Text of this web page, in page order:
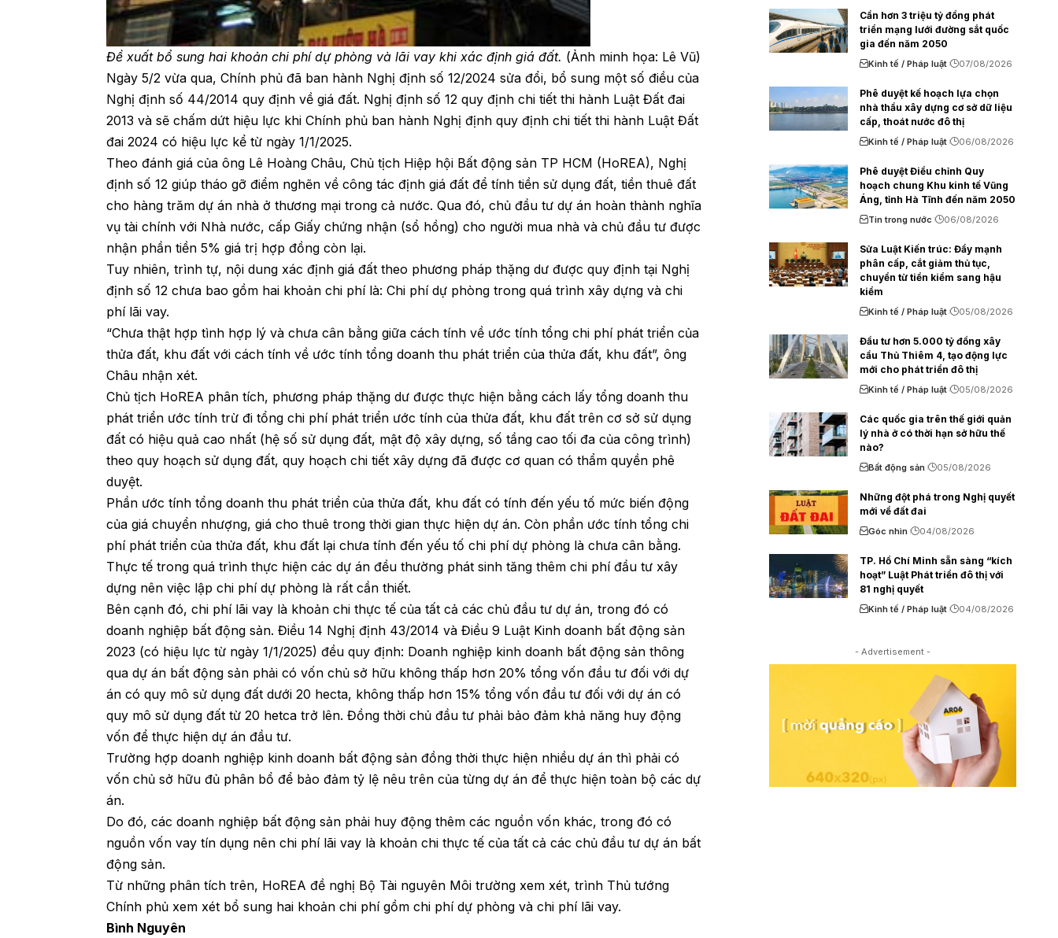
Đề xuất bổ sung hai khoản chi phí dự phòng và lãi vay khi xác định giá đất. (Ảnh minh họa: Lê Vũ)
Ngày 5/2 vừa qua, Chính phủ đã ban hành Nghị định số 12/2024 sửa đổi, bổ sung một số điều của
Nghị định số 44/2014 quy định về giá đất. Nghị định số 12 quy định chi tiết thi hành Luật Đất đai
2013 và sẽ chấm dứt hiệu lực khi Chính phủ ban hành Nghị định quy định chi tiết thi hành Luật Đất
đai 2024 có hiệu lực kể từ ngày 1/1/2025.
Theo đánh giá của ông Lê Hoàng Châu, Chủ tịch Hiệp hội Bất động sản TP HCM (HoREA), Nghị
định số 12 giúp tháo gỡ điểm nghẽn về công tác định giá đất để tính tiền sử dụng đất, tiền thuê đất
cho hàng trăm dự án nhà ở thương mại trong cả nước. Qua đó, chủ đầu tư dự án hoàn thành nghĩa
vụ tài chính với Nhà nước, cấp Giấy chứng nhận (sổ hồng) cho người mua nhà và chủ đầu tư được
nhận phần tiền 5% giá trị hợp đồng còn lại.
Tuy nhiên, trình tự, nội dung xác định giá đất theo phương pháp thặng dư được quy định tại Nghị
định số 12 chưa bao gồm hai khoản chi phí là: Chi phí dự phòng trong quá trình xây dựng và chi
phí lãi vay.
“Chưa thật hợp tình hợp lý và chưa cân bằng giữa cách tính về ước tính tổng chi phí phát triển của
thửa đất, khu đất với cách tính về ước tính tổng doanh thu phát triển của thửa đất, khu đất”, ông
Châu nhận xét.
Chủ tịch HoREA phân tích, phương pháp thặng dư được thực hiện bằng cách lấy tổng doanh thu
phát triển ước tính trừ đi tổng chi phí phát triển ước tính của thửa đất, khu đất trên cơ sở sử dụng
đất có hiệu quả cao nhất (hệ số sử dụng đất, mật độ xây dựng, số tầng cao tối đa của công trình)
theo quy hoạch sử dụng đất, quy hoạch chi tiết xây dựng đã được cơ quan có thẩm quyền phê
duyệt.
Phần ước tính tổng doanh thu phát triển của thửa đất, khu đất có tính đến yếu tố mức biến động
của giá chuyển nhượng, giá cho thuê trong thời gian thực hiện dự án. Còn phần ước tính tổng chi
phí phát triển của thửa đất, khu đất lại chưa tính đến yếu tố chi phí dự phòng là chưa cân bằng.
Thực tế trong quá trình thực hiện các dự án đều thường phát sinh tăng thêm chi phí đầu tư xây
dựng nên việc lập chi phí dự phòng là rất cần thiết.
Bên cạnh đó, chi phí lãi vay là khoản chi thực tế của tất cả các chủ đầu tư dự án, trong đó có
doanh nghiệp bất động sản. Điều 14 Nghị định 43/2014 và Điều 9 Luật Kinh doanh bất động sản
2023 (có hiệu lực từ ngày 1/1/2025) đều quy định: Doanh nghiệp kinh doanh bất động sản thông
qua dự án bất động sản phải có vốn chủ sở hữu không thấp hơn 20% tổng vốn đầu tư đối với dự
án có quy mô sử dụng đất dưới 20 hecta, không thấp hơn 15% tổng vốn đầu tư đối với dự án có
quy mô sử dụng đất từ 20 hetca trở lên. Đồng thời chủ đầu tư phải bảo đảm khả năng huy động
vốn để thực hiện dự án đầu tư.
Trường hợp doanh nghiệp kinh doanh bất động sản đồng thời thực hiện nhiều dự án thì phải có
vốn chủ sở hữu đủ phân bổ để bảo đảm tỷ lệ nêu trên của từng dự án để thực hiện toàn bộ các dự
án.
Do đó, các doanh nghiệp bất động sản phải huy động thêm các nguồn vốn khác, trong đó có
nguồn vốn vay tín dụng nên chi phí lãi vay là khoản chi thực tế của tất cả các chủ đầu tư dự án bất
động sản.
Từ những phân tích trên, HoREA đề nghị Bộ Tài nguyên Môi trường xem xét, trình Thủ tướng
Chính phủ xem xét bổ sung hai khoản chi phí gồm chi phí dự phòng và chi phí lãi vay.
Bình Nguyên
Cần hơn 3 triệu tỷ đồng phát
triển mạng lưới đường sắt quốc
gia đến năm 2050
Kinh tế / Pháp luật 07/08/2026
Phê duyệt kế hoạch lựa chọn
nhà thầu xây dựng cơ sở dữ liệu
cấp, thoát nước đô thị
Kinh tế / Pháp luật 06/08/2026
Phê duyệt Điều chỉnh Quy
hoạch chung Khu kinh tế Vũng
Áng, tỉnh Hà Tĩnh đến năm 2050
Tin trong nước 06/08/2026
Sửa Luật Kiến trúc: Đẩy mạnh
phân cấp, cắt giảm thủ tục,
chuyển từ tiền kiểm sang hậu
kiểm
Kinh tế / Pháp luật 05/08/2026
Đầu tư hơn 5.000 tỷ đồng xây
cầu Thủ Thiêm 4, tạo động lực
mới cho phát triển đô thị
Kinh tế / Pháp luật 05/08/2026
Các quốc gia trên thế giới quản
lý nhà ở có thời hạn sở hữu thế
nào?
Bất động sản 05/08/2026
Những đột phá trong Nghị quyết
mới về đất đai
Góc nhìn 04/08/2026
TP. Hồ Chí Minh sẵn sàng “kích
hoạt” Luật Phát triển đô thị với
81 nghị quyết
Kinh tế / Pháp luật 04/08/2026
- Advertisement -